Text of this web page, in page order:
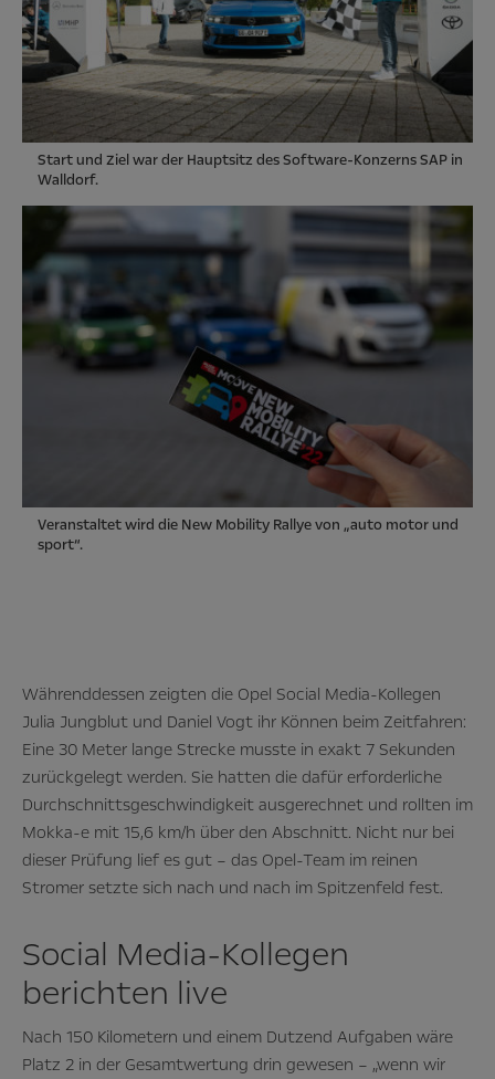
Start und Ziel war der Hauptsitz des Software-Konzerns SAP in
Walldorf.
Veranstaltet wird die New Mobility Rallye von „auto motor und
sport“.
Währenddessen zeigten die Opel Social Media-Kollegen
Julia Jungblut und Daniel Vogt ihr Können beim Zeitfahren:
Eine 30 Meter lange Strecke musste in exakt 7 Sekunden
zurückgelegt werden. Sie hatten die dafür erforderliche
Durchschnittsgeschwindigkeit ausgerechnet und rollten im
Mokka-e mit 15,6 km/h über den Abschnitt. Nicht nur bei
dieser Prüfung lief es gut – das Opel-Team im reinen
Stromer setzte sich nach und nach im Spitzenfeld fest.
Social Media-Kollegen
berichten live
Nach 150 Kilometern und einem Dutzend Aufgaben wäre
Platz 2 in der Gesamtwertung drin gewesen – „wenn wir